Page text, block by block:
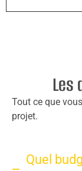
Les
Tout ce que
projet.
Quel